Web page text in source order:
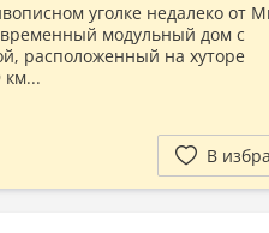
уголке недалеко от
модульный дом с
расположенный на хуторе
км...
В